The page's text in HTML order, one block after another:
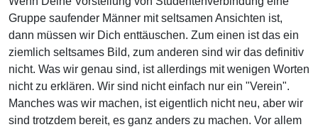
Gruppe saufender Männer mit seltsamen Ansichten ist,
dann müssen wir Dich enttäuschen. Zum einen ist das ein
ziemlich seltsames Bild, zum anderen sind wir das definitiv
nicht. Was wir genau sind, ist allerdings mit wenigen Worten
nicht zu erklären. Wir sind nicht einfach nur ein "Verein".
Manches was wir machen, ist eigentlich nicht neu, aber wir
sind trotzdem bereit, es ganz anders zu machen. Vor allem